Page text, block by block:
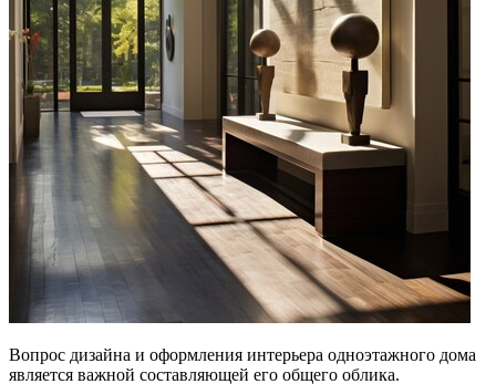
Вопрос дизайна и оформления интерьера одноэтажного дома
является важной составляющей его общего облика.